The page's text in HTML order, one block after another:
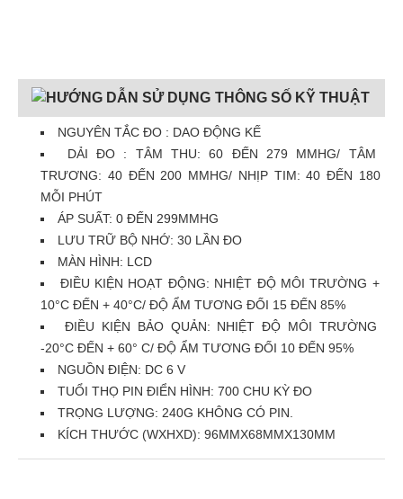
THÔNG SỐ KỸ THUẬT
NGUYÊN TẮC ĐO : DAO ĐỘNG KẾ
DẢI ĐO : TÂM THU: 60 ĐẾN 279 MMHG/ TÂM
TRƯƠNG: 40 ĐẾN 200 MMHG/ NHỊP TIM: 40 ĐẾN 180
MỖI PHÚT
ÁP SUẤT: 0 ĐẾN 299MMHG
LƯU TRỮ BỘ NHỚ: 30 LẦN ĐO
MÀN HÌNH: LCD
ĐIỀU KIỆN HOẠT ĐỘNG: NHIỆT ĐỘ MÔI TRƯỜNG +
10°C ĐẾN + 40°C/ ĐỘ ẨM TƯƠNG ĐỐI 15 ĐẾN 85%
ĐIỀU KIỆN BẢO QUẢN: NHIỆT ĐỘ MÔI TRƯỜNG
-20°C ĐẾN + 60° C/ ĐỘ ẨM TƯƠNG ĐỐI 10 ĐẾN 95%
NGUỒN ĐIỆN: DC 6 V
TUỔI THỌ PIN ĐIỂN HÌNH: 700 CHU KỲ ĐO
TRỌNG LƯỢNG: 240G KHÔNG CÓ PIN.
KÍCH THƯỚC (WXHXD): 96MMX68MMX130MM